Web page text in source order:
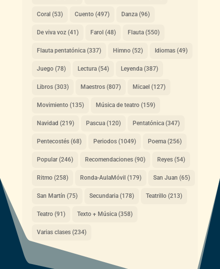
Coral (53) Cuento(497) Danza(96)
De viva voz(41) Farol (48) Flauta(550)
Flauta pentatónica(337) Himno(52) Idiomas(49)
Juego(78) Lectura(54) Leyenda(387)
Libros(303) Maestros(807) Micael (127)
Movimiento(135) Música de teatro(159)
Navidad (219) Pascua(120) Pentatónica(347)
Pentecostés(68) Periodos(1049) Poema(256)
Popular(246) Recomendaciones(90) Reyes(54)
Ritmo(258) Ronda-AulaMóvil (179) San Juan (65)
San Martín (75) Secundaria(178) Teatrillo(213)
Teatro(91) Texto + Música(358)
Varias clases(234)